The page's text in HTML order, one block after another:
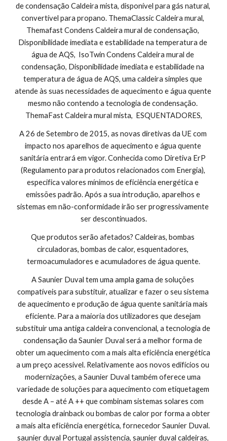
de condensação Caldeira mista, disponível para gás natural,
convertível para propano. ThemaClassic Caldeira mural,
Themafast Condens Caldeira mural de condensação,
Disponibilidade imediata e estabilidade na temperatura de
água de AQS,  IsoTwin Condens Caldeira mural de
condensação, Disponibilidade imediata e estabilidade na
temperatura de água de AQS, uma caldeira simples que
atende às suas necessidades de aquecimento e água quente
mesmo não contendo a tecnologia de condensação.
ThemaFast Caldeira mural mista,  ESQUENTADORES,
A 26 de Setembro de 2015, as novas diretivas da UE com
impacto nos aparelhos de aquecimento e água quente
sanitária entrará em vigor. Conhecida como Diretiva ErP
(Regulamento para produtos relacionados com Energia),
especifica valores mínimos de eficiência energética e
emissões padrão. Após a sua introdução, aparelhos e
sistemas em não-conformidade irão ser progressivamente
ser descontinuados.
Que produtos serão afetados? Caldeiras, bombas
circuladoras, bombas de calor, esquentadores,
termoacumuladores e acumuladores de água quente.
A Saunier Duval tem uma ampla gama de soluções
compatíveis para substituir, atualizar e fazer o seu sistema
de aquecimento e produção de água quente sanitária mais
eficiente. Para a maioria dos utilizadores que desejam
substituir uma antiga caldeira convencional, a tecnologia de
condensação da Saunier Duval será a melhor forma de
obter um aquecimento com a mais alta eficiência energética
a um preço acessível. Relativamente aos novos edifícios ou
modernizações, a Saunier Duval também oferece uma
variedade de soluções para aquecimento com etiquetagem
desde A – até A ++ que combinam sistemas solares com
tecnologia drainback ou bombas de calor por forma a obter
a mais alta eficiência energética, fornecedor Saunier Duval.
saunier duval Portugal assistencia, saunier duval caldeiras,